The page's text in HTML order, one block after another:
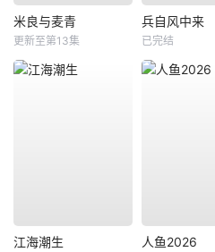
米良与麦青
更新至第13集
兵自风中来
已完结
江海潮生 人鱼2026